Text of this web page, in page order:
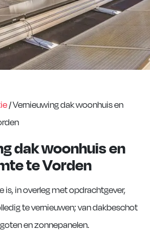
/Vernieuwing dak woonhuis en
dak woonhuis en
te Vorden
is, in overleg met opdrachtgever,
te vernieuwen; van dakbeschot
en zonnepanelen.